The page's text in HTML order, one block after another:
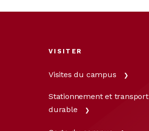
VISITER
Visites du campus
Stationnement et transport
durable